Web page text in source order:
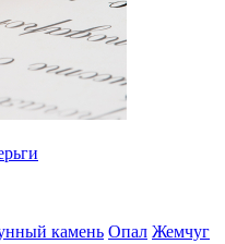
камень Опал Жемчуг